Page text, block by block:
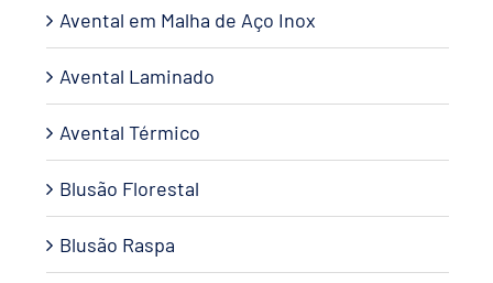
Avental em Malha de Aço Inox
Avental Laminado
Avental Térmico
Blusão Florestal
Blusão Raspa